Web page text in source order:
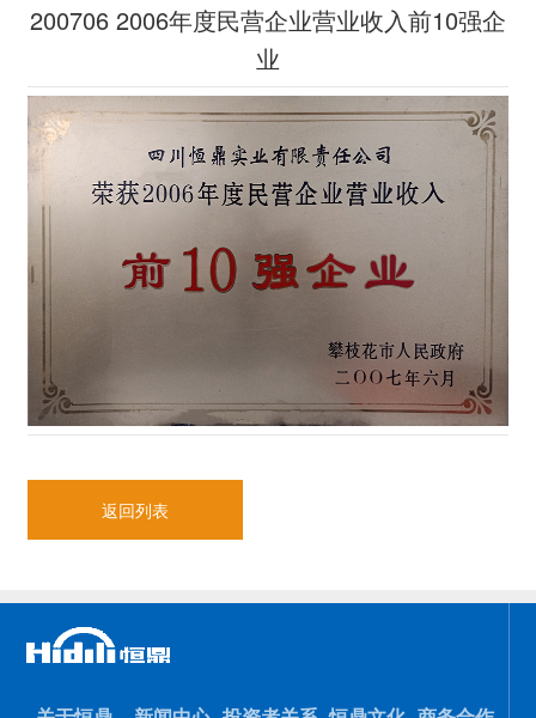
恒鼎文化
商务合作
人才招聘
200706 2006年度民营企业营业收入前10强企
业
返回列表